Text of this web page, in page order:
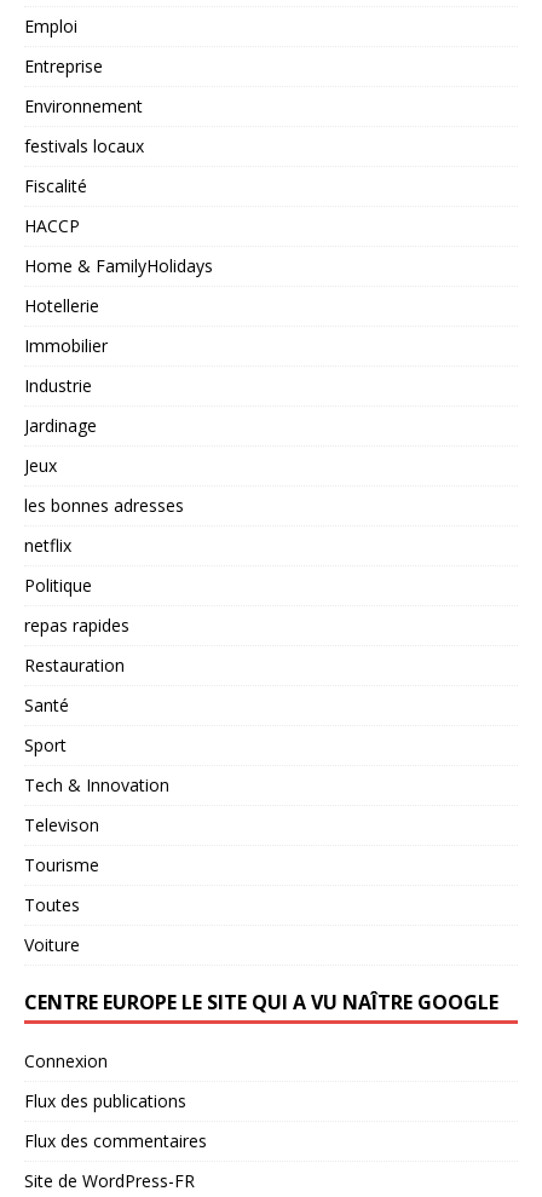
Emploi
Entreprise
Environnement
festivals locaux
Fiscalité
HACCP
Home & FamilyHolidays
Hotellerie
Immobilier
Industrie
Jardinage
Jeux
les bonnes adresses
netflix
Politique
repas rapides
Restauration
Santé
Sport
Tech & Innovation
Televison
Tourisme
Toutes
Voiture
CENTRE EUROPE LE SITE QUI A VU NAÎTRE GOOGLE
Connexion
Flux des publications
Flux des commentaires
Site de WordPress-FR